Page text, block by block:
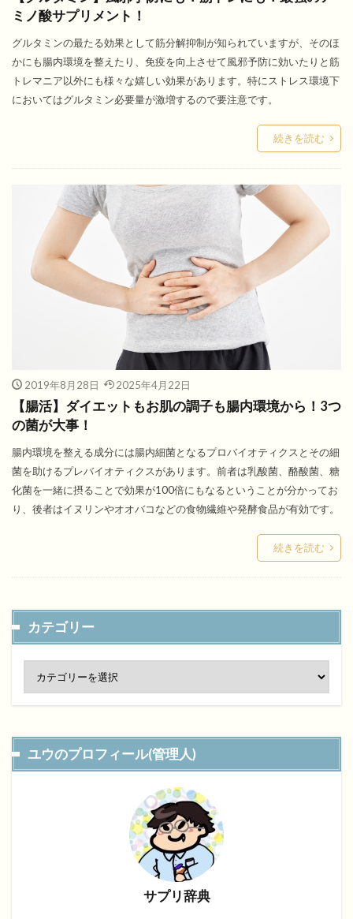
ミノ酸サプリメント！
グルタミンの最たる効果として筋分解抑制が知られていますが、そのほ
かにも腸内環境を整えたり、免疫を向上させて風邪予防に効いたりと筋
トレマニア以外にも様々な嬉しい効果があります。特にストレス環境下
においてはグルタミン必要量が激増するので要注意です。
続きを読む
2019年8月28日 2025年4月22日
【腸活】ダイエットもお肌の調子も腸内環境から！3つ
の菌が大事！
腸内環境を整える成分には腸内細菌となるプロバイオティクスとその細
菌を助けるプレバイオティクスがあります。前者は乳酸菌、酪酸菌、糖
化菌を一緒に摂ることで効果が100倍にもなるということが分かってお
り、後者はイヌリンやオオバコなどの食物繊維や発酵食品が有効です。
続きを読む
カテゴリー
ユウのプロフィール(管理人)
サプリ辞典